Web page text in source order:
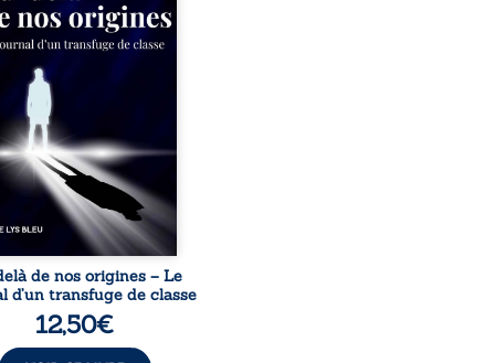
David a choisi la
Très tôt, l’école et les
deviennent ses armes de
sociale. S’arracher à
exige pourtant un
Pris entre deux
l’homme réalise que
professionnels ne
guérissent ni ...
de nos origines – Le
d’un transfuge de classe
12,50€